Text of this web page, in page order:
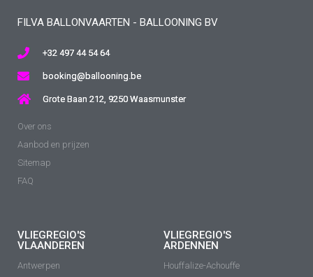
FILVA BALLONVAARTEN - BALLOONING BV
+32 497 44 54 64
booking@ballooning.be
Grote Baan 212, 9250 Waasmunster
Over ons
Aanbod en prijzen
Sitemap
FAQ
VLIEGREGIO'S
VLAANDEREN
Antwerpen
VLIEGREGIO'S
ARDENNEN
Houffalize-Achouffe